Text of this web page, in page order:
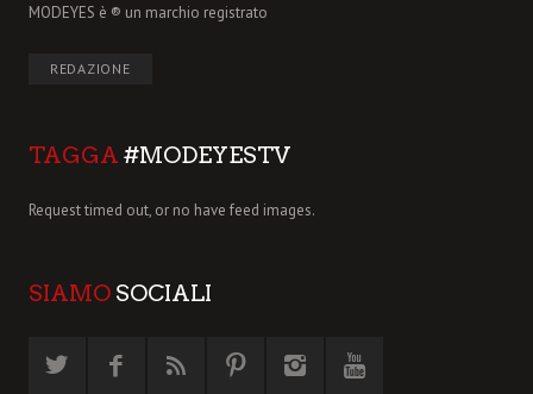
MODEYES è ® un marchio registrato
REDAZIONE
TAGGA #MODEYESTV
Request timed out, or no have feed images.
SIAMO SOCIALI